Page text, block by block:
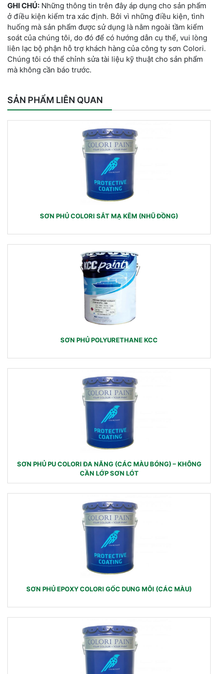
GHI CHÚ: Những thông tin trên đây áp dụng cho sản phẩm
ở điều kiện kiểm tra xác định. Bởi vì những điều kiện, tình
huống mà sản phẩm được sử dụng là nằm ngoài tầm kiểm
soát của chúng tôi, do đó để có hướng dẫn cụ thể, vui lòng
liên lạc bộ phận hỗ trợ khách hàng của công ty sơn Colori.
Chúng tôi có thể chỉnh sửa tài liệu kỹ thuật cho sản phẩm
mà không cần báo trước.
SẢN PHẨM LIÊN QUAN
SƠN PHỦ COLORI SẮT MẠ KẼM (NHŨ ĐỒNG)
SƠN PHỦ POLYURETHANE KCC
SƠN PHỦ PU COLORI ĐA NĂNG (CÁC MÀU BÓNG) – KHÔNG
CẦN LỚP SƠN LÓT
SƠN PHỦ EPOXY COLORI GỐC DUNG MÔI (CÁC MÀU)